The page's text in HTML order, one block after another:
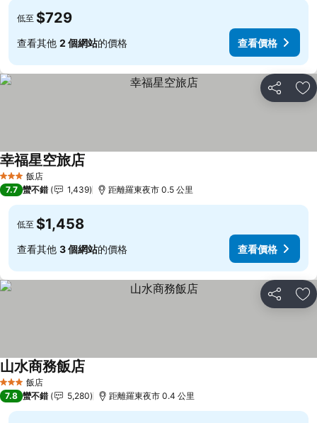
低至 $729
查看其他 2 個網站的價格 查看價格
分享 加
3 星級 飯店
幸福星空旅店
7.7 蠻不錯 1,439 距離羅東夜市 0.5 公里
低至 $1,458
查看其他 3 個網站的價格 查看價格
分享 加
3 星級 飯店
山水商務飯店
7.8 蠻不錯 5,280 距離羅東夜市 0.4 公里